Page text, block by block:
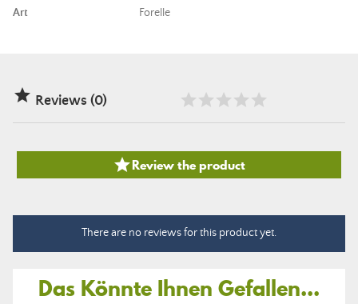
Art Forelle
 Reviews (0)
Review the product
There are no reviews for this product yet.
Das Könnte Ihnen Gefallen...